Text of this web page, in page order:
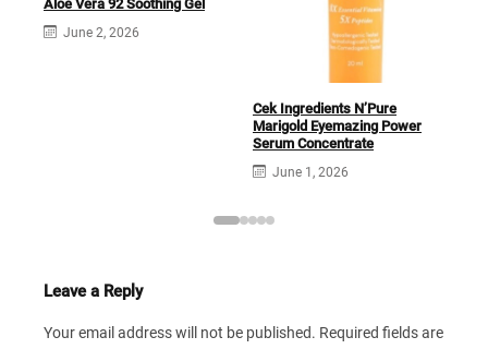
Aloe Vera 92 Soothing Gel
June 2, 2026
Cek Ingredients N’Pure
Marigold Eyemazing Power
Serum Concentrate
June 1, 2026
Leave a Reply
Your email address will not be published. Required fields are